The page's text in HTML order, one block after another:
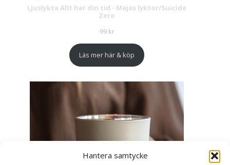
Hantera samtycke
Ljuslykta Allt har din tid - Majas lyktor/Suicide
Zero
99 kr
Läs mer här & köp